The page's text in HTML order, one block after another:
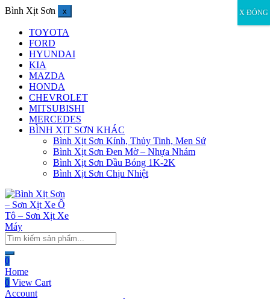
Bình Xịt Sơn x
TOYOTA
FORD
HYUNDAI
KIA
MAZDA
HONDA
CHEVROLET
MITSUBISHI
MERCEDES
BÌNH XỊT SƠN KHÁC
Bình Xịt Sơn Kính, Thủy Tinh, Men Sứ
Bình Xịt Sơn Đen Mờ – Nhựa Nhám
Bình Xịt Sơn Dầu Bóng 1K-2K
Bình Xịt Sơn Chịu Nhiệt
0
Home
0 View Cart
Account
X ĐÓNG